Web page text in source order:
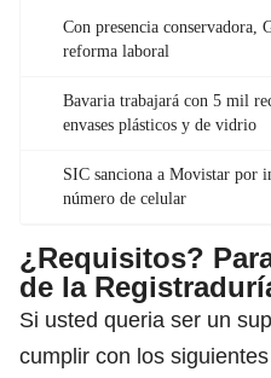
Con presencia conservadora,
reforma laboral
Bavaria trabajará con 5 mil
envases plásticos y de vidrio
SIC sanciona a Movistar por
número de celular
¿Requisitos?
de la
Si usted queria ser un
cumplir con los